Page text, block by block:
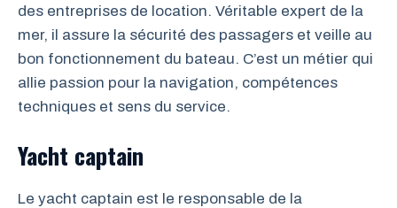
des entreprises de location. Véritable expert de la
mer, il assure la sécurité des passagers et veille au
bon fonctionnement du bateau. C’est un métier qui
allie passion pour la navigation, compétences
techniques et sens du service.
Yacht captain
Le yacht captain est le responsable de la